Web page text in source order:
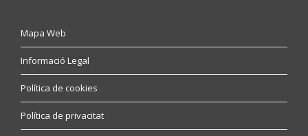
Mapa Web
Informació Legal
Política de cookies
Política de privacitat